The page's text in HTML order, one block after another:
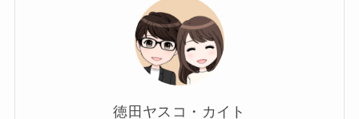
徳田ヤスコ・カイト